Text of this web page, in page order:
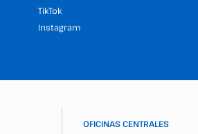
TikTok
Instagram
OFICINAS CENTRALES